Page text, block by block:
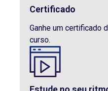
Certificado
Ganhe um certificado
curso.